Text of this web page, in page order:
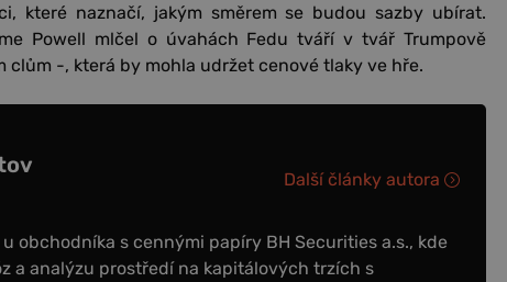
které naznačí, jakým směrem se budou sazby ubírat.
Powell mlčel o úvahách Fedu tváří v tvář Trumpově
-, která by mohla udržet cenové tlaky ve hře.
obchodníka s cennými papíry BH Securities a.s., kde
a analýzu prostředí na kapitálových trzích s
Další články autora